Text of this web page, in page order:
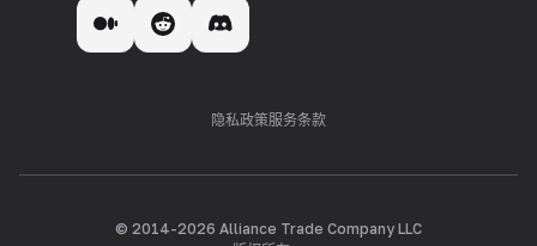
隐私政策服务条款
© 2014-2026 Alliance Trade Company LLC